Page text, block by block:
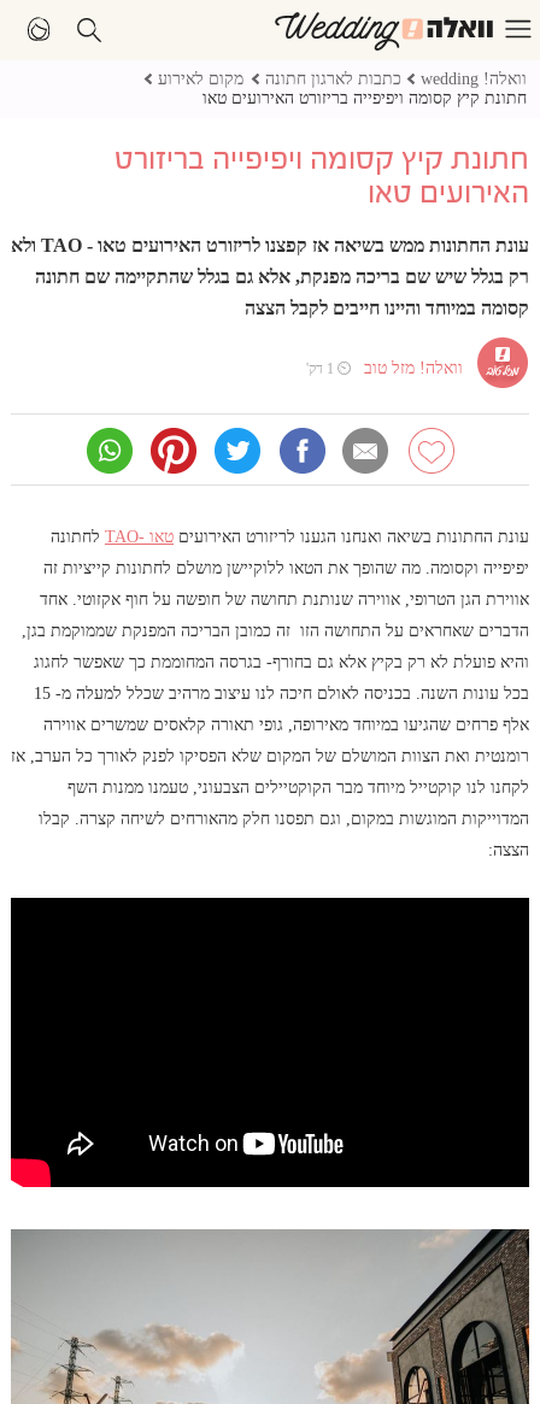
וואלה! wedding כתבות לארגון חתונה
מקום לאירוע
חתונת קיץ קסומה ויפיפייה בריזורט האירועים טאו
חתונת קיץ קסומה ויפיפייה בריזורט
האירועים טאו
עונת החתונות ממש בשיאה אז קפצנו לריזורט האירועים טאו - TAO ולא
רק בגלל שיש שם בריכה מפנקת, אלא גם בגלל שהתקיימה שם חתונה
קסומה במיוחד והיינו חייבים לקבל הצצה
וואלה! מזל טוב ⏲ 1 דק'
עונת החתונות בשיאה ואנחנו הגענו לריזורט האירועים טאו -TAO
לחתונה
יפיפייה וקסומה. מה שהופך את הטאו ללוקיישן מושלם לחתונות קייציות זה
אווירת הגן הטרופי, אווירה שנותנת תחושה של חופשה על חוף אקזוטי. אחד
הדברים שאחראים על התחושה הזו זה כמובן הבריכה המפנקת שממוקמת בגן,
והיא פועלת לא רק בקיץ אלא גם בחורף- בגרסה המחוממת כך שאפשר לחגוג
בכל עונות השנה. בכניסה לאולם חיכה לנו עיצוב מרהיב שכלל למעלה מ- 15
אלף פרחים שהגיעו במיוחד מאירופה, גופי תאורה קלאסים שמשרים אווירה
רומנטית ואת הצוות המושלם של המקום שלא הפסיקו לפנק לאורך כל הערב, אז
לקחנו לנו קוקטייל מיוחד מבר הקוקטיילים הצבעוני, טעמנו ממנות השף
המדוייקות המוגשות במקום, וגם תפסנו חלק מהאורחים לשיחה קצרה. קבלו
הצצה: